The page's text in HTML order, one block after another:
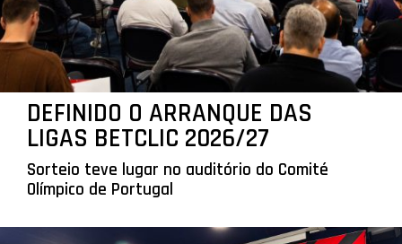
DEFINIDO O ARRANQUE DAS
LIGAS BETCLIC 2026/27
Sorteio teve lugar no auditório do Comité
Olímpico de Portugal